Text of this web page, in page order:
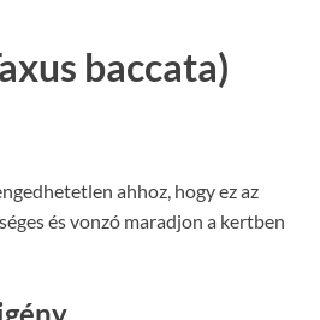
baccata)
ahhoz, hogy ez az
és vonzó maradjon a kertben